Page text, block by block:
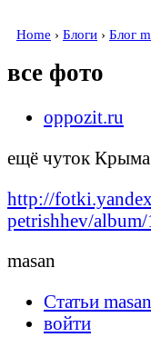
Home › Блоги › Блог
все фото
oppozit.ru
ещё чуток Крыма
http://
petrishhev/
masan
Статьи
войти